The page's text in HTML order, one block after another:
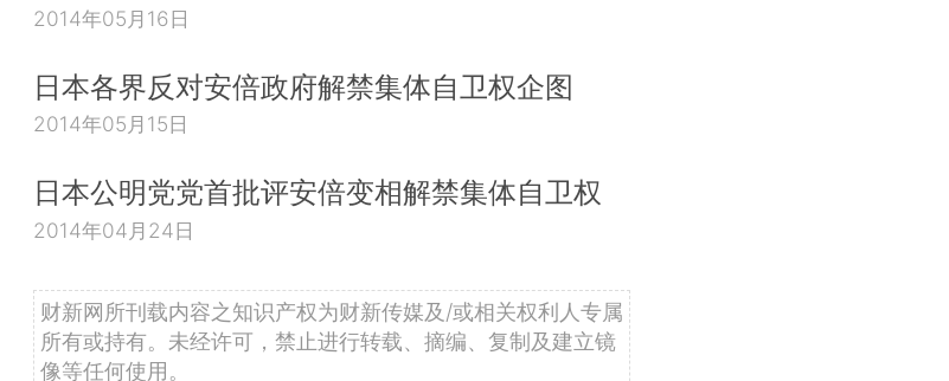
2014年05月16日
日本各界反对安倍政府解禁集体自卫权企图
2014年05月15日
日本公明党党首批评安倍变相解禁集体自卫权
2014年04月24日
财新网所刊载内容之知识产权为财新传媒及/或相关权利人专属
所有或持有。未经许可，禁止进行转载、摘编、复制及建立镜
像等任何使用。